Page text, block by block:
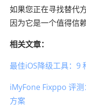
如果您正在寻找替代
因为它是一个值得信
相关文章：
最佳iOS降级工具：9
iMyFone Fixppo 评
方案